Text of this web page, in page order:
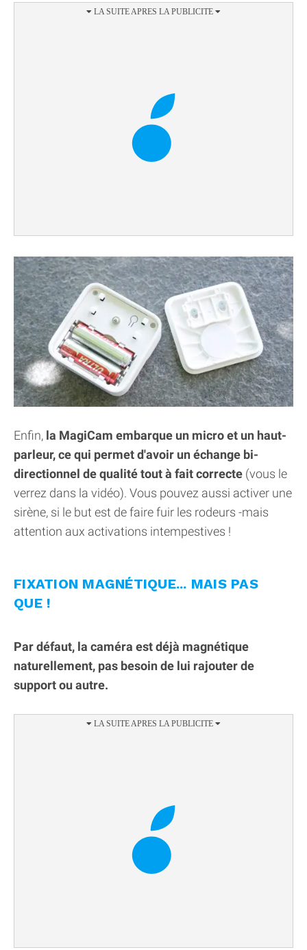
Enfin, la MagiCam embarque un micro et un haut-
parleur, ce qui permet d'avoir un échange bi-
directionnel de qualité tout à fait correcte (vous le
verrez dans la vidéo). Vous pouvez aussi activer une
sirène, si le but est de faire fuir les rodeurs -mais
attention aux activations intempestives !
FIXATION MAGNÉTIQUE... MAIS PAS
QUE !
Par défaut, la caméra est déjà magnétique
naturellement, pas besoin de lui rajouter de
support ou autre.